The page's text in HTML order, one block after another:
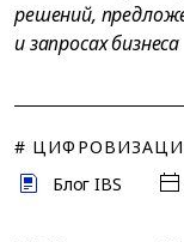
решений,
и запросах бизнеса
#
Блог IBS